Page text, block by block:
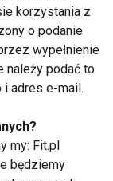
F4?
żywności
banalnie
wiele
nie
nawet
w nie
korzystania z
o podanie
wypełnienie
należy podać to
adres e-mail.
my: Fit.pl
będziemy